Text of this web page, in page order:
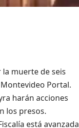
muerte de seis
Portal.
harán acciones
los presos.
está avanzada